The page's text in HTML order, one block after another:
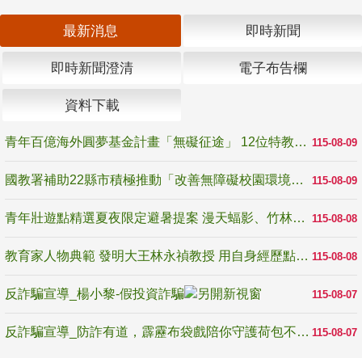
最新消息 即時新聞
即時新聞澄清 電子布告欄
資料下載
115-08-09
青年百億海外圓夢基金計畫「無礙征途」 12位特教與弱勢青年勇闖西班牙 跨越感官限制見證生命蛻變
115-08-09
國教署補助22縣市積極推動「改善無障礙校園環境計畫」 打造友善、安全、無礙學習空間
115-08-08
青年壯遊點精選夏夜限定避暑提案 漫天蝠影、竹林尋蛙、茶香夜觀 邀青年暮色出發
115-08-08
教育家人物典範 發明大王林永禎教授 用自身經歷點亮學生的路
115-08-07
反詐騙宣導_楊小黎-假投資詐騙
115-08-07
反詐騙宣導_防詐有道，霹靂布袋戲陪你守護荷包不受騙